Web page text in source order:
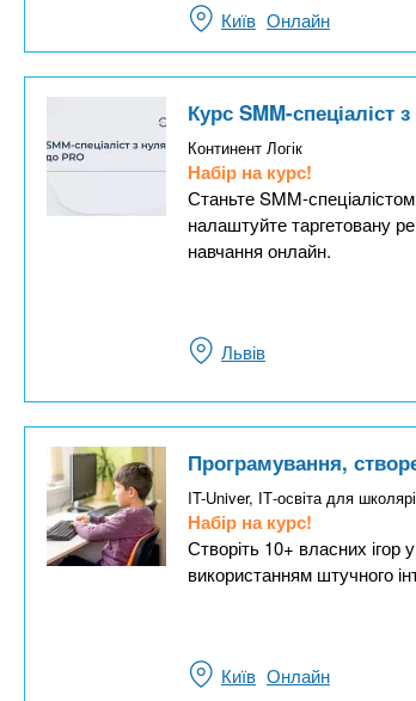
Київ Онлайн
Курс SMM-спеціаліст
Континент Логік
Набір на курс!
Станьте SMM-
налаштуйте таргетовану
навчання онлайн.
Львів
Програмування,
IT-Univer, ІТ-освіта для
Набір на курс!
Створіть 10+ власних
використанням штучного
Київ Онлайн